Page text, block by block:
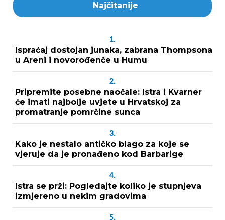
Najčitanije
1.
Ispraćaj dostojan junaka, zabrana Thompsona
u Areni i novorođenče u Humu
2.
Pripremite posebne naočale: Istra i Kvarner
će imati najbolje uvjete u Hrvatskoj za
promatranje pomrčine sunca
3.
Kako je nestalo antičko blago za koje se
vjeruje da je pronađeno kod Barbarige
4.
Istra se prži: Pogledajte koliko je stupnjeva
izmjereno u nekim gradovima
5.